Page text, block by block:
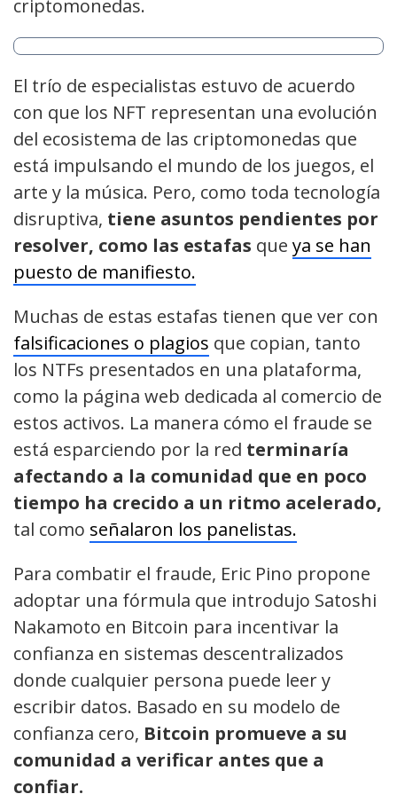
criptomonedas.
El trío de especialistas estuvo de acuerdo
con que los NFT representan una evolución
del ecosistema de las criptomonedas que
está impulsando el mundo de los juegos, el
arte y la música. Pero, como toda tecnología
disruptiva, tiene asuntos pendientes por
resolver, como las estafas que ya se han
puesto de manifiesto.
Muchas de estas estafas tienen que ver con
falsificaciones o plagios que copian, tanto
los NTFs presentados en una plataforma,
como la página web dedicada al comercio de
estos activos. La manera cómo el fraude se
está esparciendo por la red terminaría
afectando a la comunidad que en poco
tiempo ha crecido a un ritmo acelerado,
tal como señalaron los panelistas.
Para combatir el fraude, Eric Pino propone
adoptar una fórmula que introdujo Satoshi
Nakamoto en Bitcoin para incentivar la
confianza en sistemas descentralizados
donde cualquier persona puede leer y
escribir datos. Basado en su modelo de
confianza cero, Bitcoin promueve a su
comunidad a verificar antes que a
confiar.